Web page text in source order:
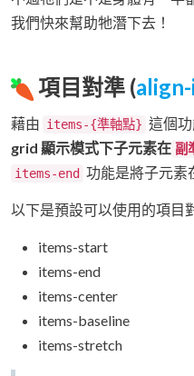
我們快來幫助牠潛下去！
項目對準 (
藉由 items-{準軸點} 這個
grid 顯示模式下子元素在 副
items-end 功能是將子元素
以下是預設可以使用的項目
items-start
items-end
items-center
items-baseline
items-stretch